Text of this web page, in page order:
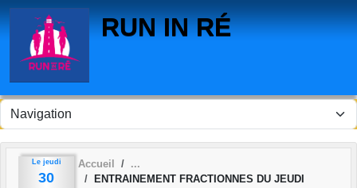
RUN IN RÉ
Le jeudi
30
Accueil
ENTRAINEMENT FRACTIONNES DU JEUDI
Panneau de gestion des cookies